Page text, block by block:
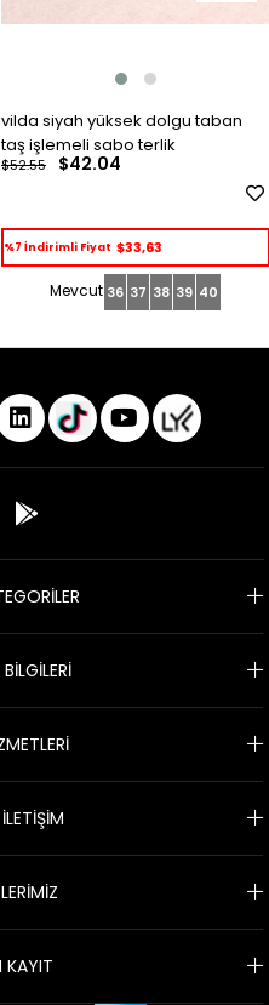
vilda siyah yüksek dolgu taban
taş işlemeli sabo terlik
$42.04
$52.55
%7 İndirimli Fiyat $33,63
36 37 38 39 40
KAYIT